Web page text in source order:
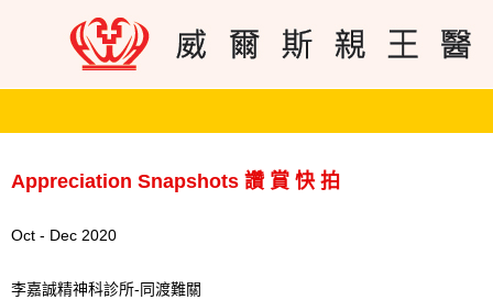
Appreciation Snapshots 讚 賞 快 拍
Oct - Dec 2020
李嘉誠精神科診所-同渡難關